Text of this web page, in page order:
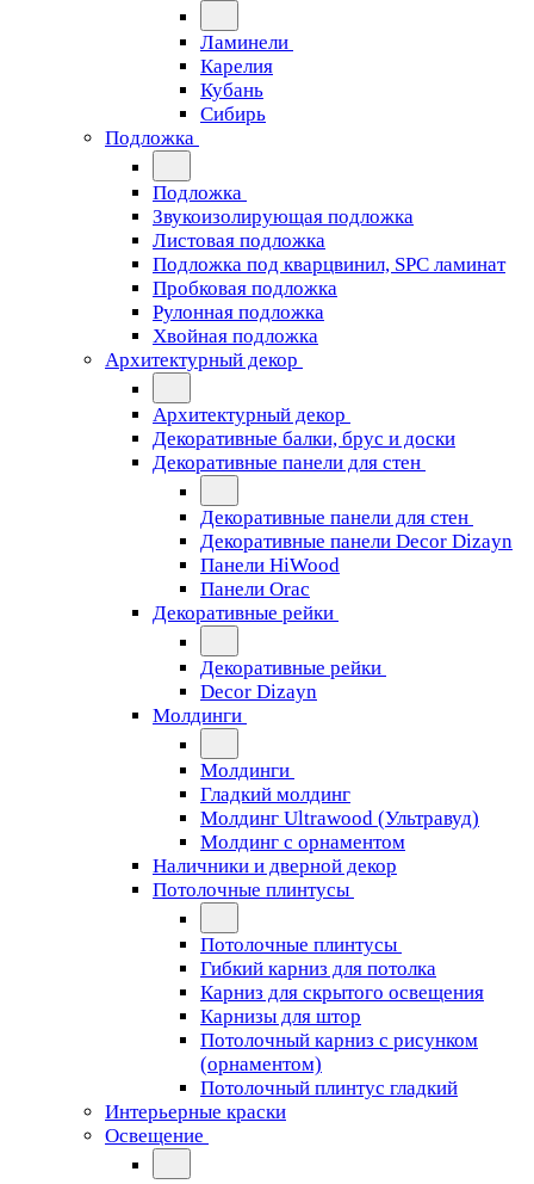
Ламинели
Карелия
Кубань
Сибирь
Подложка
Подложка
Звукоизолирующая подложка
Листовая подложка
Подложка под кварцвинил, SPC ламинат
Пробковая подложка
Рулонная подложка
Хвойная подложка
Архитектурный декор
Архитектурный декор
Декоративные балки, брус и доски
Декоративные панели для стен
Декоративные панели для стен
Декоративные панели Decor Dizayn
Панели HiWood
Панели Orac
Декоративные рейки
Декоративные рейки
Decor Dizayn
Молдинги
Молдинги
Гладкий молдинг
Молдинг Ultrawood (Ультравуд)
Молдинг с орнаментом
Наличники и дверной декор
Потолочные плинтусы
Потолочные плинтусы
Гибкий карниз для потолка
Карниз для скрытого освещения
Карнизы для штор
Потолочный карниз с рисунком
(орнаментом)
Потолочный плинтус гладкий
Интерьерные краски
Освещение